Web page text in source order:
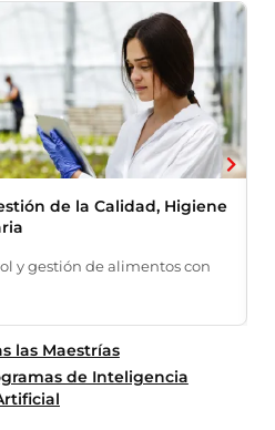
de la Calidad, Higiene
y gestión de alimentos con
las Maestrías
de Inteligencia